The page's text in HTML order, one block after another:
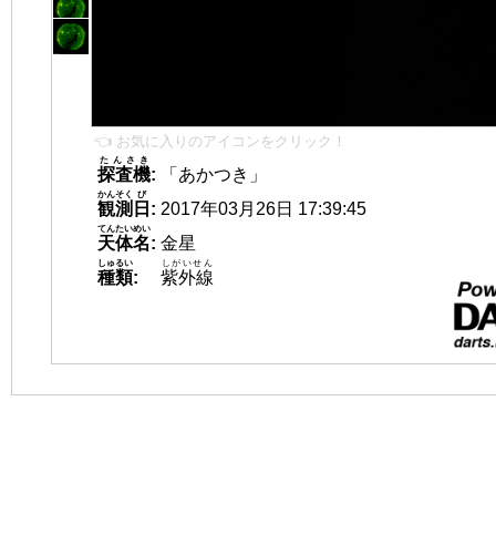
👈 お気に入りのアイコンをクリック！
探査機
たんさき
:
「あかつき」
観測
かんそく
日
び
: 2017年03月26日 17:39:45
天体名
てんたいめい
: 金星
種類
しゅるい
: 紫外線
しがいせん